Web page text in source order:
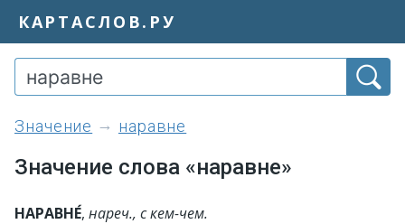
КАРТАСЛОВ.РУ
значение наравне
Значение слова «наравне»
НАРАВНЕ́, нареч., с кем-чем.